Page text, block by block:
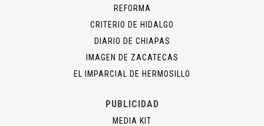
REFORMA
CRITERIO DE HIDALGO
DIARIO DE CHIAPAS
IMAGEN DE ZACATECAS
EL IMPARCIAL DE HERMOSILLO
PUBLICIDAD
MEDIA KIT